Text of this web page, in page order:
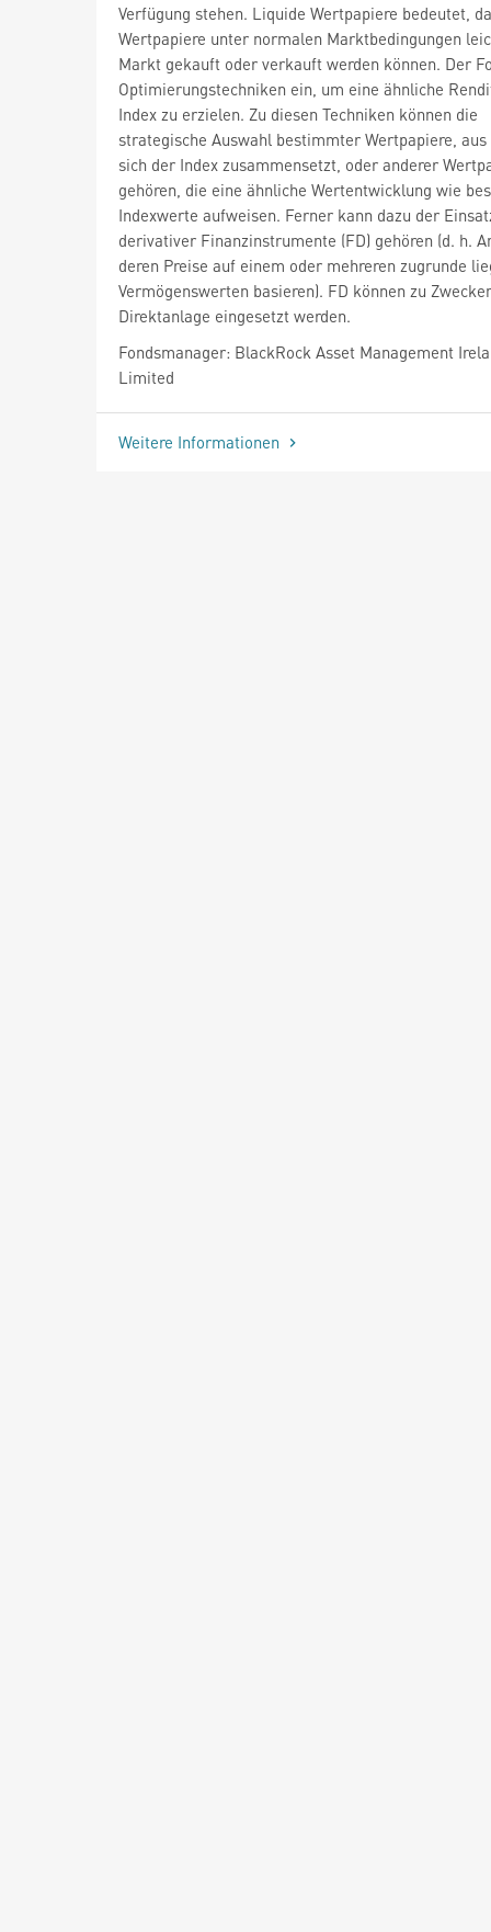
Verfügung stehen. Liquide Wertpapiere bedeutet,
Wertpapiere unter normalen Marktbedingungen
Markt gekauft oder verkauft werden können. Der
Optimierungstechniken ein, um eine ähnliche
Index zu erzielen. Zu diesen Techniken können die
strategische Auswahl bestimmter Wertpapiere, aus
sich der Index zusammensetzt, oder anderer
gehören, die eine ähnliche Wertentwicklung wie
Indexwerte aufweisen. Ferner kann dazu der
derivativer Finanzinstrumente (FD) gehören (d. h.
deren Preise auf einem oder mehreren zugrunde
Vermögenswerten basieren). FD können zu
Direktanlage eingesetzt werden.
Fondsmanager: BlackRock Asset Management
Limited
Weitere Informationen